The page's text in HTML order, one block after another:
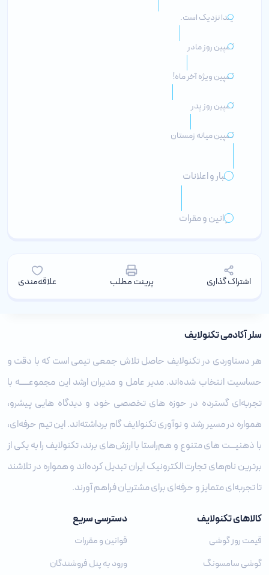
یلدا نزدیک است.
کمپین روز مادر
کمپین ویژه آخر ماه!
کمپین روز پدر
کمپین میانه زمستان
اخبار و اعلانات
قوانین و مقرات
اشتراک گذاری پرینت مطلب علاقه‌مندی
سلر آکادمی تکنولایف
هر دستاوردی در تکنولایف حاصل تلاش جمعی تیمی است که با دقت و
حساسیت انتخاب شده‌اند. مدیر عامل و مدیران ارشد این مجموعـــــه با
تجربه‌ای گسترده در حوزه‌ های تخصصی خود و دیدگاه ‌هایی پیشرو،
همواره در مسیر رشد و نوآوری تکنولایف گام برداشته‌اند. این تیم حرفه‌ای،
با ذهنیـــت‌ های متنوع و هم‌راستا با ارزش‌های برند، تکنولایف را به یکی از
برترین نام‌های تجارت الکترونیک ایران تبدیل کرده‌اند و همواره در تلاشند
تا تجربه‌ای متمایز و حرفه‌ای برای مشتریان فراهم آورند.
کالاهای تکنولایف
قیمت روز گوشی
گوشی سامسونگ
دسترسی سریع
قوانین و مقررات
ورود به پنل فروشندگان